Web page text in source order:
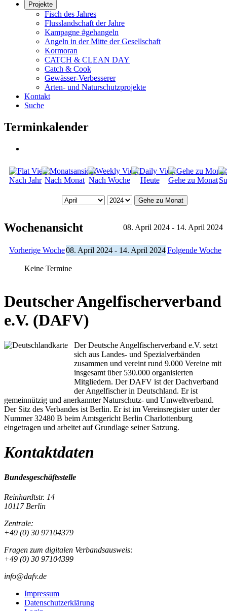
Projekte
Fisch des Jahres
Flusslandschaft der Jahre
Kampagne #gehangeln
Angeln in der Mitte der Gesellschaft
Kormoran
CATCH & CLEAN DAY
Catch & Cook
Gewässer-Verbesserer
Arten- und Naturschutzprojekte
Kontakt
Suche
Terminkalender
Nach Jahr Nach Monat Nach Woche Heute Gehe zu Monat
Gehe zu Monat
Wochenansicht 08. April 2024 - 14. April 2024
Vorherige Woche08. April 2024 - 14. April 2024Folgende Woche
Keine Termine
Deutscher Angelfischerverband
e.V. (DAFV)
Der Deutsche Angelfischerverband e.V. setzt
sich aus Landes- und Spezialverbänden
zusammen und vereint rund 9.000 Vereine mit
insgesamt über 530.000 organisierten
Mitgliedern. Der DAFV ist der Dachverband
der Angelfischer in Deutschland. Er ist
gemeinnützig und anerkannter Naturschutz- und Umweltverband.
Der Sitz des Verbandes ist Berlin. Er ist im Vereinsregister unter der
Nummer 32480 B beim Amtsgericht Berlin Charlottenburg
eingetragen und arbeitet auf Grundlage seiner Satzung.
Kontaktdaten
Bundesgeschäftsstelle
Reinhardtstr. 14
10117 Berlin
Zentrale:
+49 (0) 30 97104379
Fragen zum digitalen Verbandsausweis:
+49 (0) 30 97104399
info@dafv.de
Impressum
Datenschutzerklärung